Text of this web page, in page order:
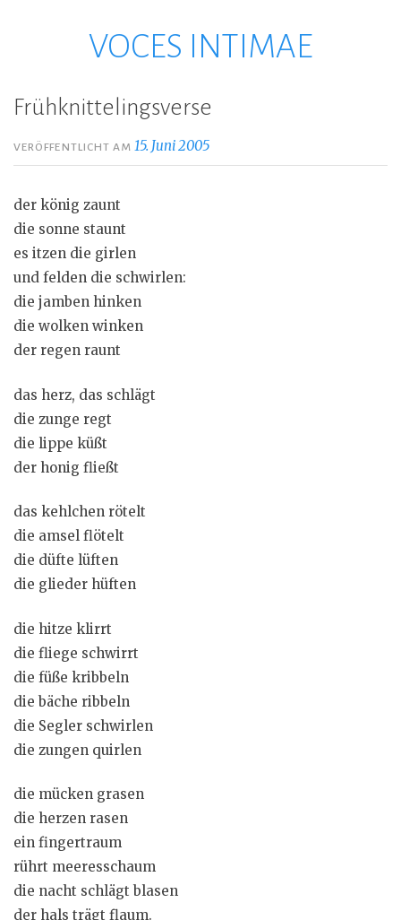
VOCES INTIMAE
Frühknittelingsverse
VERÖFFENTLICHT AM15. Juni 2005
der könig zaunt
die sonne staunt
es itzen die girlen
und felden die schwirlen:
die jamben hinken
die wolken winken
der regen raunt
das herz, das schlägt
die zunge regt
die lippe küßt
der honig fließt
das kehlchen rötelt
die amsel flötelt
die düfte lüften
die glieder hüften
die hitze klirrt
die fliege schwirrt
die füße kribbeln
die bäche ribbeln
die Segler schwirlen
die zungen quirlen
die mücken grasen
die herzen rasen
ein fingertraum
rührt meeresschaum
die nacht schlägt blasen
der hals trägt flaum.